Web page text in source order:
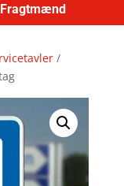
Fragtmænd
/